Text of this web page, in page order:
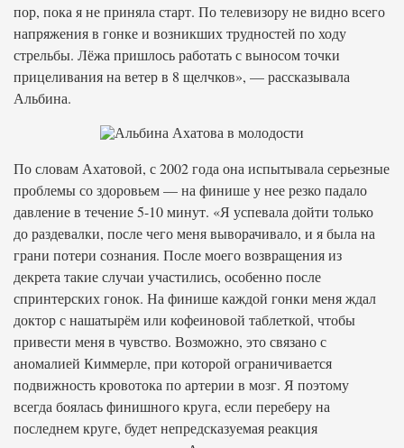
пор, пока я не приняла старт. По телевизору не видно всего
напряжения в гонке и возникших трудностей по ходу
стрельбы. Лёжа пришлось работать с выносом точки
прицеливания на ветер в 8 щелчков», — рассказывала
Альбина.
По словам Ахатовой, с 2002 года она испытывала серьезные
проблемы со здоровьем — на финише у нее резко падало
давление в течение 5-10 минут. «Я успевала дойти только
до раздевалки, после чего меня выворачивало, и я была на
грани потери сознания. После моего возвращения из
декрета такие случаи участились, особенно после
спринтерских гонок. На финише каждой гонки меня ждал
доктор с нашатырём или кофеиновой таблеткой, чтобы
привести меня в чувство. Возможно, это связано с
аномалией Киммерле, при которой ограничивается
подвижность кровотока по артерии в мозг. Я поэтому
всегда боялась финишного круга, если переберу на
последнем круге, будет непредсказуемая реакция